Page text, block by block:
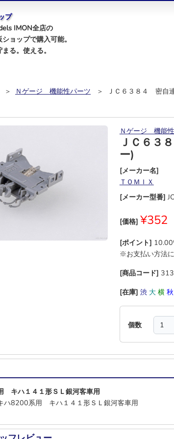
プ
IMON全店の
ョップで購入可能。
る。使える。
＞ Ｎゲージ 機能性パーツ
＞ ＪＣ６３８４ 密自
Ｎゲージ 機能
ＪＣ６３
ー)
[メーカー名]
ＴＯＭＩＸ
[メーカー型番]
[価格] ¥352
[ポイント]
※お支払い方法
[商品コード]
[在庫] 渋 大 横 秋
個数
キハ１４１形ＳＬ銀河客車用
8200系用 キハ１４１形ＳＬ銀河客車用